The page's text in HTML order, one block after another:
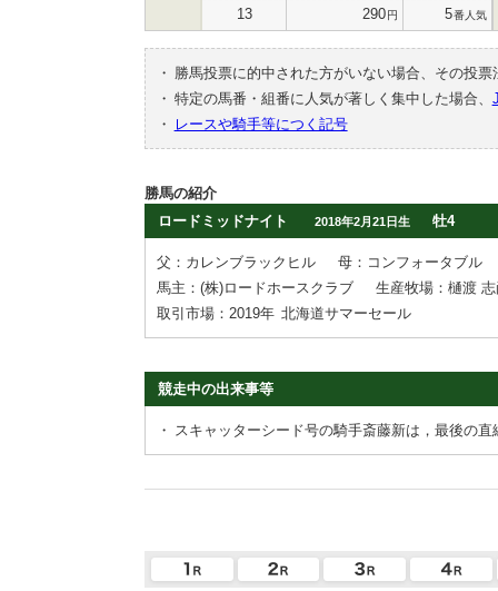
13 290円 5番人気
・
勝馬投票に的中された方がいない場合、その投
・ 特定の馬番・組番に人気が著しく集中した場合、
・
レースや騎手等につく記号
勝馬の紹介
ロードミッドナイト
2018年2月21日生 牡4
父：カレンブラックヒル
母：コンフォータブル
馬主：(株)ロードホースクラブ
生産牧場：樋渡
取引市場：2019年 北海道サマーセール
競走中の出来事等
・ スキャッターシード号の騎手斎藤新は，最後の